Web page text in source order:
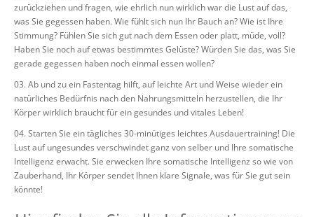
zurückziehen und fragen, wie ehrlich nun wirklich war die Lust auf das,
was Sie gegessen haben. Wie fühlt sich nun Ihr Bauch an? Wie ist Ihre
Stimmung? Fühlen Sie sich gut nach dem Essen oder platt, müde, voll?
Haben Sie noch auf etwas bestimmtes Gelüste? Würden Sie das, was Sie
gerade gegessen haben noch einmal essen wollen?
Ab und zu ein Fastentag hilft, auf leichte Art und Weise wieder ein
natürliches Bedürfnis nach den Nahrungsmitteln herzustellen, die Ihr
Körper wirklich braucht für ein gesundes und vitales Leben!
Starten Sie ein tägliches 30-minütiges leichtes Ausdauertraining! Die
Lust auf ungesundes verschwindet ganz von selber und Ihre somatische
Intelligenz erwacht. Sie erwecken Ihre somatische Intelligenz so wie von
Zauberhand, Ihr Körper sendet Ihnen klare Signale, was für Sie gut sein
könnte!